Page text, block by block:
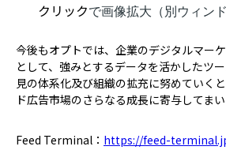
クリックで画像拡大（別ウィン
今後もオプトでは、企業のデジタルマー
として、強みとするデータを活かしたツ
見の体系化及び組織の拡充に努めていく
ド広告市場のさらなる成長に寄与してまい
Feed Terminal： https://feed-